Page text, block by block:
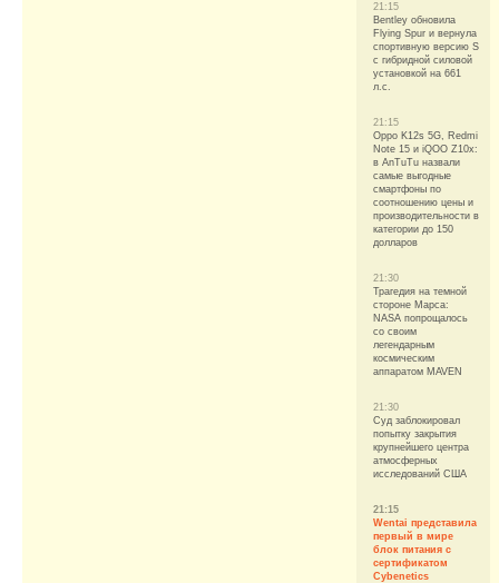
21:15
Bentley обновила
Flying Spur и вернула
спортивную версию S
с гибридной силовой
установкой на 661
л.с.
21:15
Oppo K12s 5G, Redmi
Note 15 и iQOO Z10x:
в AnTuTu назвали
самые выгодные
смартфоны по
соотношению цены и
производительности в
категории до 150
долларов
21:30
Трагедия на темной
стороне Марса:
NASA попрощалось
со своим
легендарным
космическим
аппаратом MAVEN
21:30
Суд заблокировал
попытку закрытия
крупнейшего центра
атмосферных
исследований США
21:15
Wentai представила
первый в мире
блок питания с
сертификатом
Cybenetics